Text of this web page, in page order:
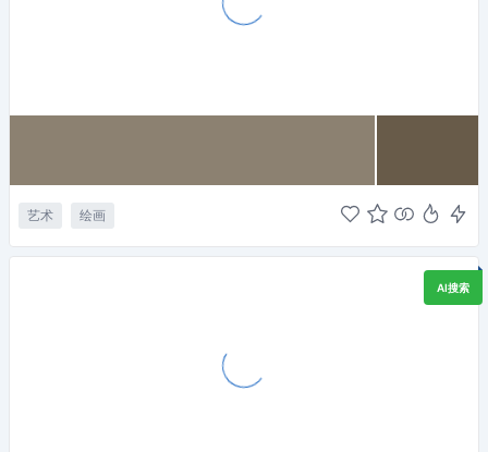
艺术 绘画
AI搜索